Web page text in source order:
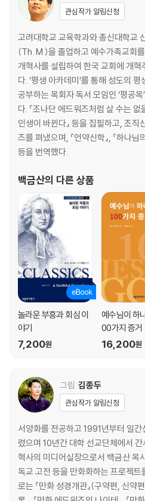
11 구원받은 인간1 하나님의 구원 계획:
12 구원받은 인간2 하나님의 구원 실행:
관심작가 알림신청
고려대학교 교육학과와 총신대학교
(Th. M.)을 졸업하고 예수가족교회
개혁사를 설립하여 한국 교회에 개혁
다. ‘평생 아카데미’를 통해 성도의
공부하는 목회자 독서 모임인 ‘평공
다. 『조나단 에드워즈처럼 살 수는 없
인생이 바뀐다』 등을 집필하고, 조
즈를 펴냈으며, 『언약신학』, 『하나
등을 번역했다.
백금산의 다른 상품
놀라운 부흥과 회심 이
야기
7,200원
예수님이 하
00가지 증거
16,200원
그림 김종두
관심작가 알림신청
서양화를 전공하고 1991년부터 일
렸으며 10년간 대학 선교단체에서
혁사의 미디어실장으로서 백금산 목
독교 고전 등을 만화화하는 프로젝트
로는 『만화 성경개관』(구약편, 신약